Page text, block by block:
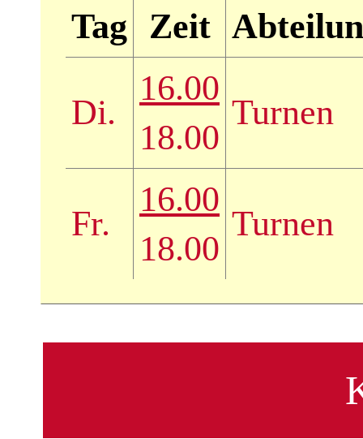
Tag Zeit
Di.
16.00
18.00
Turnen
Fr.
16.00
18.00
Turnen